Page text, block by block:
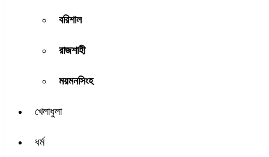
বরিশাল
রাজশাহী
ময়মনসিংহ
খেলাধুলা
ধর্ম